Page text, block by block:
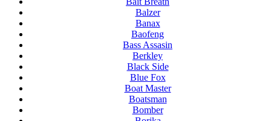
Balzer
Banax
Baofeng
Bass Assasin
Berkley
Black Side
Blue Fox
Boat Master
Boatsman
Bomber